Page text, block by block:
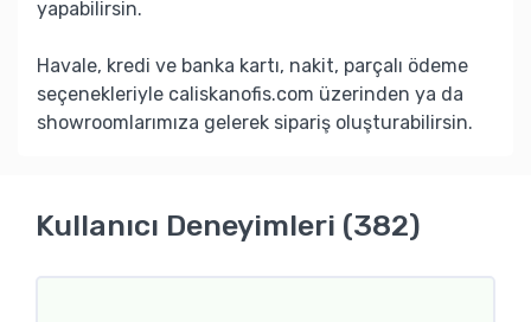
yapabilirsin.
Havale, kredi ve banka kartı, nakit, parçalı ödeme
seçenekleriyle caliskanofis.com üzerinden ya da
showroomlarımıza gelerek sipariş oluşturabilirsin.
Kullanıcı Deneyimleri (382)